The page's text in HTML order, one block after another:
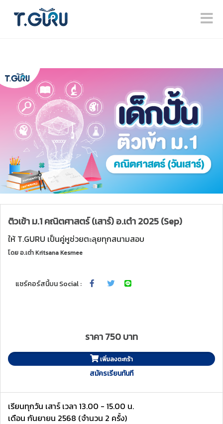
ติวเข้า ม.1 คณิตศาสตร์ (เสาร์) อ.เต๋า 2025 (Sep)
ให้ T.GURU เป็นคู่หูช่วยตะลุยทุกสนามสอบ
โดยอ.เต๋า Kritsana Kesmee
แชร์คอร์สนี้บน Social :
ราคา 750 บาท
เพิ่มลงตะกร้า
สมัครเรียนทันที
เรียนทุกวัน เสาร์ เวลา 13.00 - 15.00 น.
เดือน กันยายน 2568 (จำนวน 2 ครั้ง)